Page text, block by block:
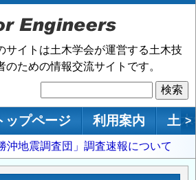
サイトは土木学会が運営する土木技
のための情報交流サイトです。
索
ンップページ 利用案内 土 >
沖地震調査団」調査速報について